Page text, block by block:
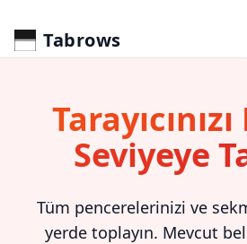
Tabrows
Seviyeye
Tüm pencerelerinizi ve
yerde toplayın. Mevcut